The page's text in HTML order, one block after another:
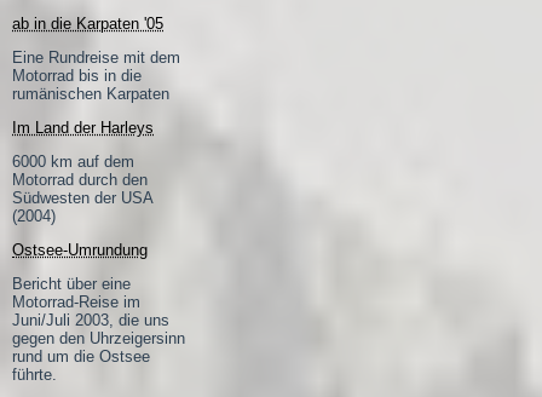
ab in die Karpaten '05
Eine Rundreise mit dem
Motorrad bis in die
rumänischen Karpaten
Im Land der Harleys
6000 km auf dem
Motorrad durch den
Südwesten der USA
(2004)
Ostsee-Umrundung
Bericht über eine
Motorrad-Reise im
Juni/Juli 2003, die uns
gegen den Uhrzeigersinn
rund um die Ostsee
führte.